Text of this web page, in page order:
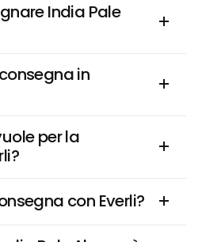
India Pale
in
per la
con Everli?